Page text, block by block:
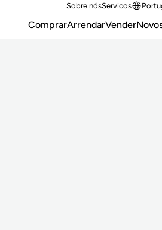
Sobre nósServicos
ComprarArrendarVender